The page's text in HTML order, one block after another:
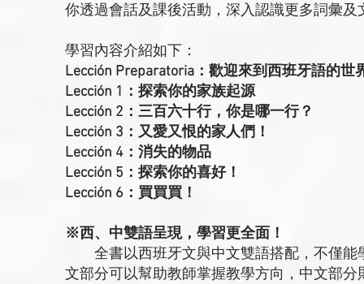
你透過會話及課後活動，深入認識更多詞彙
學習內容介紹如下：
Lección Preparatoria：歡迎來到西班牙語的世
Lección 1：探索你的家族起源
Lección 2：三百六十行，你是哪一行？
Lección 3：又愛又恨的家人們！
Lección 4：消失的物品
Lección 5：探索你的喜好！
Lección 6：買買買！
※西、中雙語呈現，學習更全面！
全書以西班牙文與中文雙語搭配，不僅能
文部分可以幫助教師掌握教學方向，中文部